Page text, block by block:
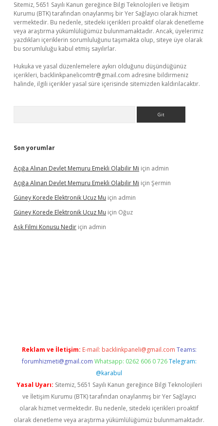
Sitemiz, 5651 Sayılı Kanun gereğince Bilgi Teknolojileri ve İletişim
Kurumu (BTK) tarafından onaylanmış bir Yer Sağlayıcı olarak hizmet
vermektedir. Bu nedenle, sitedeki içerikleri proaktif olarak denetleme
veya araştırma yükümlülüğümüz bulunmamaktadır. Ancak, üyelerimiz
yazdıkları içeriklerin sorumluluğunu taşımakta olup, siteye üye olarak
bu sorumluluğu kabul etmiş sayılırlar.
Hukuka ve yasal düzenlemelere aykırı olduğunu düşündüğünüz
içerikleri, backlinkpanelicomtr@gmail.com adresine bildirmeniz
halinde, ilgili içerikler yasal süre içerisinde sitemizden kaldırılacaktır.
Son yorumlar
Açığa Alınan Devlet Memuru Emekli Olabilir Mi için admin
Açığa Alınan Devlet Memuru Emekli Olabilir Mi için Şermin
Güney Korede Elektronik Ucuz Mu için admin
Güney Korede Elektronik Ucuz Mu için Oğuz
Aşk Filmi Konusu Nedir için admin
Reklam ve İletişim: E-mail: backlinkpaneli@gmail.com Teams:
forumhizmeti@gmail.com Whatsapp: 0262 606 0 726 Telegram:
@karabul
Yasal Uyarı: Sitemiz, 5651 Sayılı Kanun gereğince Bilgi Teknolojileri
ve İletişim Kurumu (BTK) tarafından onaylanmış bir Yer Sağlayıcı
olarak hizmet vermektedir. Bu nedenle, sitedeki içerikleri proaktif
olarak denetleme veya araştırma yükümlülüğümüz bulunmamaktadır.